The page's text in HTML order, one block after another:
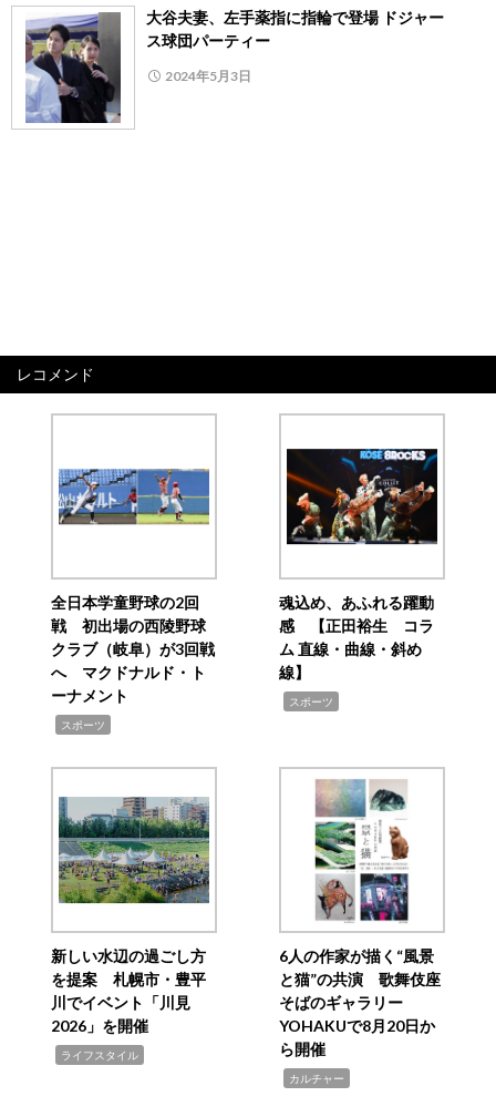
大谷夫妻、左手薬指に指輪で登場 ドジャー
ス球団パーティー
2024年5月3日
レコメンド
全日本学童野球の2回
戦 初出場の西陵野球
クラブ（岐阜）が3回戦
へ マクドナルド・ト
ーナメント
スポーツ
魂込め、あふれる躍動
感 【正田裕生 コラ
ム 直線・曲線・斜め
線】
スポーツ
新しい水辺の過ごし方
を提案 札幌市・豊平
川でイベント「川見
2026」を開催
ライフスタイル
6人の作家が描く“風景
と猫”の共演 歌舞伎座
そばのギャラリー
YOHAKUで8月20日か
ら開催
カルチャー